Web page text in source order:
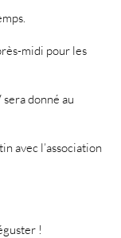
midi pour les
sera donné au
avec l’association
!